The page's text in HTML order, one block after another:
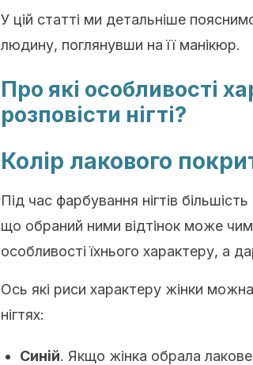
У цій статті ми детальніше
людину, поглянувши на її манікюр.
Про які особливості
розповісти нігті?
Колір лакового
Під час фарбування нігтів
що обраний ними відтінок може
особливості їхнього характеру, а
Ось які риси характеру жінки
нігтях:
Синій. Якщо жінка обрала